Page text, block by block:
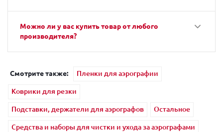
Можно ли у вас купить товар от любого
производителя?
Смотрите также:
Пленки для аэрографии
Коврики для резки
Подставки, держатели для аэрографов
Остальное
Средства и наборы для чистки и ухода за аэрографами